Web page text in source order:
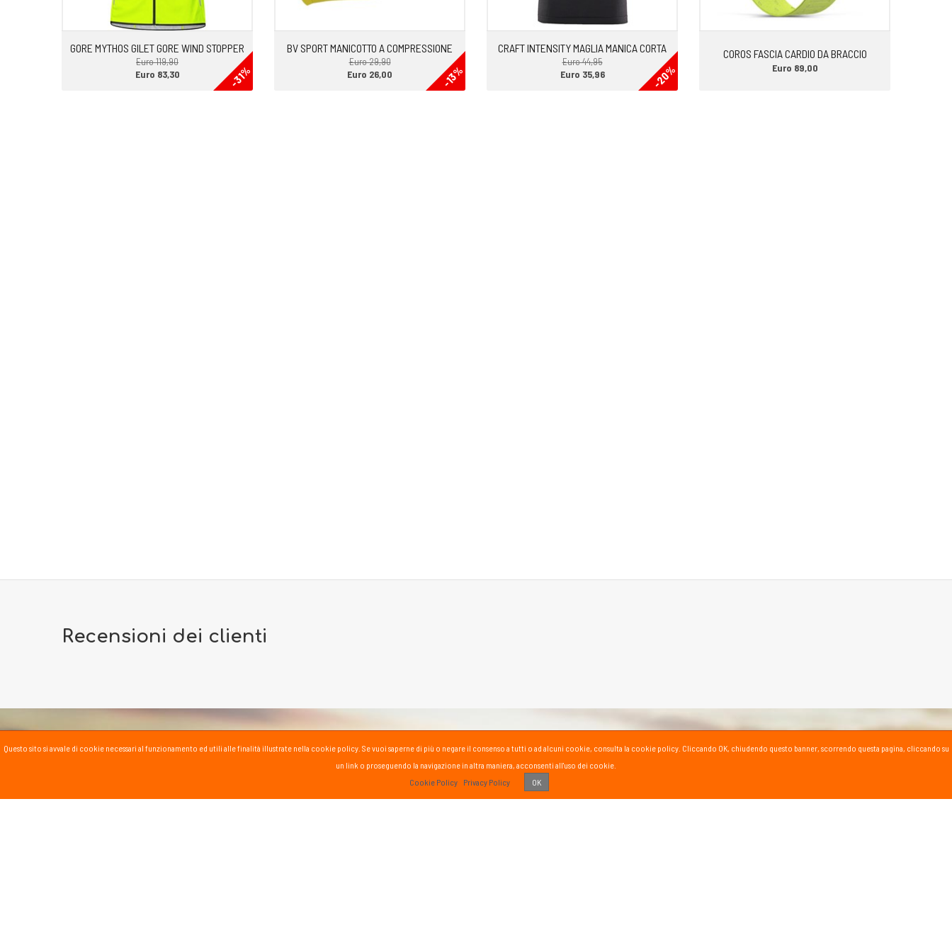
GORE MYTHOS GILET GORE WIND STOPPER
Euro 119,90
-31%
Euro 83,30
BV SPORT MANICOTTO A COMPRESSIONE
Euro 29,90
-13%
Euro 26,00
CRAFT INTENSITY MAGLIA MANICA CORTA
Euro 44,95
-20%
Euro 35,96
COROS FASCIA CARDIO DA BRACCIO
Euro 89,00
Recensioni dei clienti
PASSSPORT SU YOUTUBE
Questo sito si avvale di cookie necessari al funzionamento ed utili alle finalità illustrate nella cookie policy. Se vuoi saperne di più o negare il consenso a tutti o ad alcuni cookie, consulta la cookie policy. Cliccando OK, chiudendo questo banner, scorrendo questa pagina, cliccando su
un link o proseguendo la navigazione in altra maniera, acconsenti all'uso dei cookie.
Cookie Policy
Privacy Policy OK